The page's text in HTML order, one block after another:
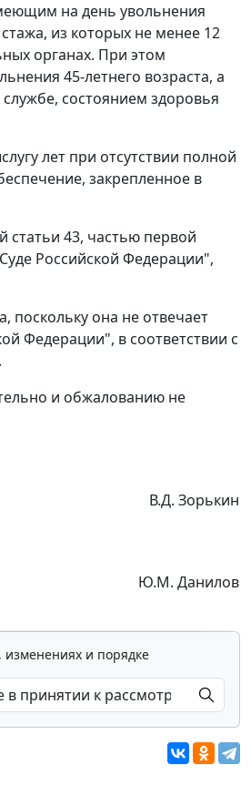
на день увольнения
из которых не менее 12
органах. При этом
45-летнего возраста, а
состоянием здоровья
лет при отсутствии полной
закрепленное в
статьи 43, частью первой
Российской Федерации",
поскольку она не отвечает
Федерации", в соответствии с
и обжалованию не
В.Д. Зорькин
Ю.М. Данилов
изменениях и порядке